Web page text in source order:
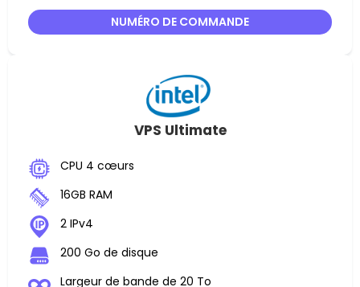
NUMÉRO DE COMMANDE
VPS Ultimate
CPU 4 cœurs
16GB RAM
2 IPv4
200 Go de disque
Largeur de bande de 20 To